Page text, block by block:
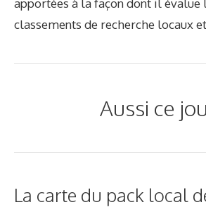
classements de recherche locaux
Aussi ce
La carte du pack local